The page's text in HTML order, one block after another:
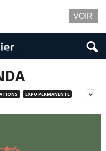
EXPO PERMANENTE
VOIR